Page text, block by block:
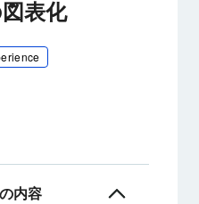
表化
内容